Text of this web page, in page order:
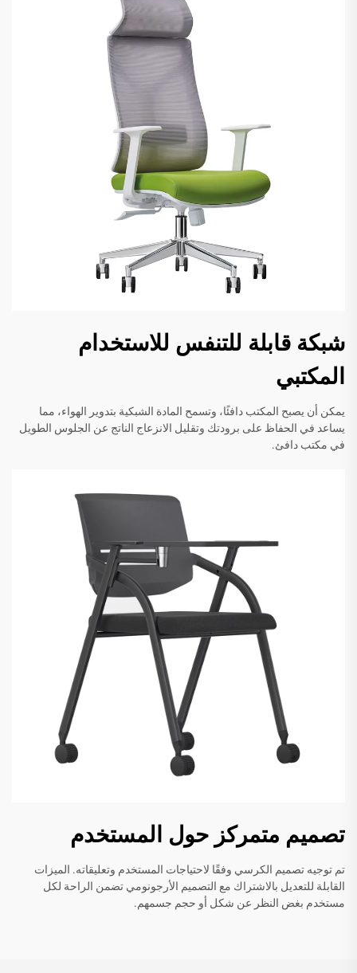
شبكة قابلة للتنفس للاستخدام
المكتبي
يمكن أن يصبح المكتب دافئًا، وتسمح المادة الشبكية بتدوير الهواء، مما
يساعد في الحفاظ على برودتك وتقليل الانزعاج الناتج عن الجلوس الطويل
في مكتب دافئ.
تصميم متمركز حول المستخدم
تم توجيه تصميم الكرسي وفقًا لاحتياجات المستخدم وتعليقاته. الميزات
القابلة للتعديل بالاشتراك مع التصميم الأرجونومي تضمن الراحة لكل
مستخدم بغض النظر عن شكل أو حجم جسمهم.